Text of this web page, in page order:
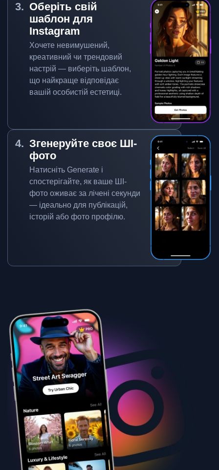
Оберіть свій
шаблон для
Instagram
Хочете невимушений,
креативний чи трендовий
настрій — виберіть шаблон,
що найкраще відповідає
вашій особистій естетиці.
Згенеруйте своє ШІ-
фото
Натисніть Generate і
спостерігайте, як ваше ШІ-
фото оживає за лічені секунди
— ідеально для публікацій,
історій або фото профілю.